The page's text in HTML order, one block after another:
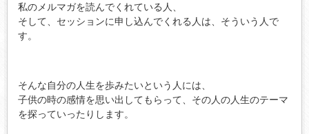
私のメルマガを読んでくれている人、
そして、セッションに申し込んでくれる人は、そういう人で
す。
そんな自分の人生を歩みたいという人には、
子供の時の感情を思い出してもらって、その人の人生のテーマ
を探っていったりします。